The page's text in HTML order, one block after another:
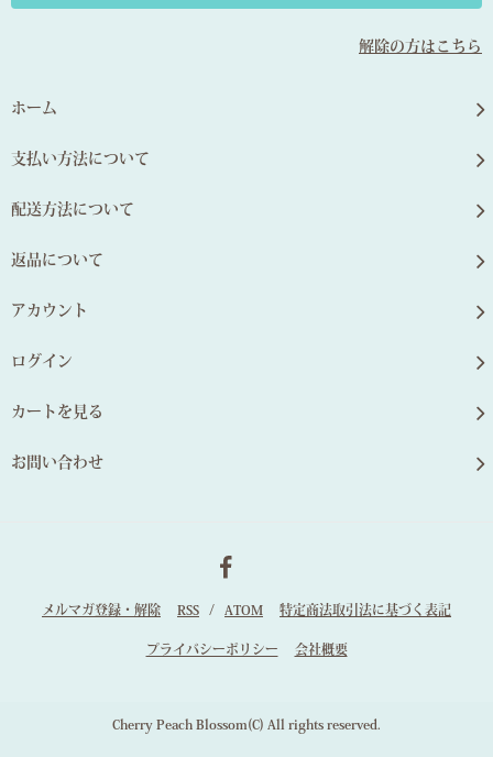
解除の方はこちら
ホーム
支払い方法について
配送方法について
返品について
アカウント
ログイン
カートを見る
お問い合わせ
メルマガ登録・解除 RSS / ATOM 特定商法取引法に基づく表記
プライバシーポリシー 会社概要
Cherry Peach Blossom(C) All rights reserved.